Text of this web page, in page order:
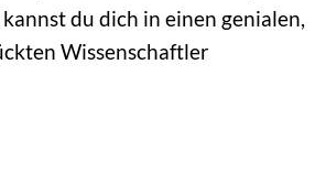
du dich in einen genialen,
Wissenschaftler